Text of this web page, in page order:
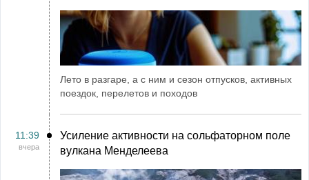
Лето в разгаре, а с ним и сезон отпусков, активных
поездок, перелетов и походов
11:39
вчера
Усиление активности на сольфаторном поле
вулкана Менделеева